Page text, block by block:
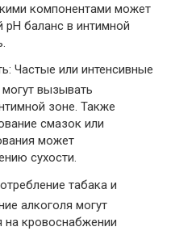
компонентами может
pH баланс в интимной
Частые или интенсивные
вызывать
зоне. Также
смазок или
может
сухости.
табака и
алкоголя могут
на кровоснабжении